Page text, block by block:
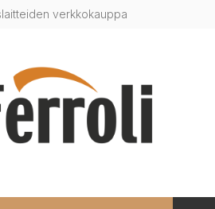
verkkokauppa